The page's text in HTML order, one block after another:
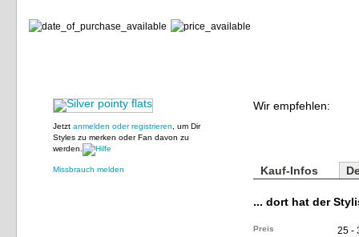
Jetzt anmelden oder registrieren , um Dir
Styles zu merken oder Fan davon zu
werden.
Missbrauch melden
Wir empfehlen:
Kauf-Infos
... dort hat der
Preis
25 -